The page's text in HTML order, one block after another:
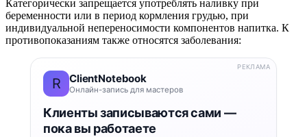
Категорически запрещается употреблять наливку при
беременности или в период кормления грудью, при
индивидуальной непереносимости компонентов напитка. К
противопоказаниям также относятся заболевания:
R ClientNotebook
Онлайн-запись для мастеров
Клиенты записываются сами —
пока вы работаете
РЕКЛАМА